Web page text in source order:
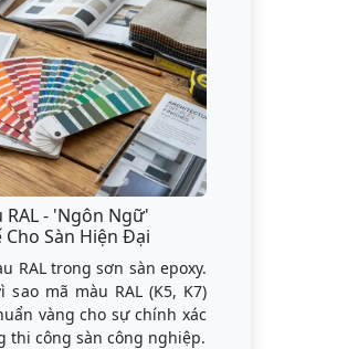
RAL - 'Ngôn Ngữ'
Cho Sàn Hiện Đại
RAL trong sơn sàn epoxy.
mã màu RAL (K5, K7)
vàng cho sự chính xác
thi công sàn công nghiệp.